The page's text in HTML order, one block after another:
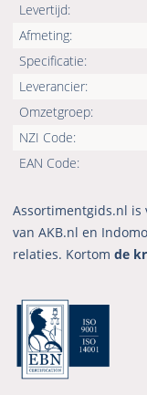
Levertijd:
Afmeting:
Specificatie:
Leverancier:
Omzetgroep:
NZI Code:
EAN Code:
Assortimentgids.nl is
van AKB.nl en
relaties. Kortomde